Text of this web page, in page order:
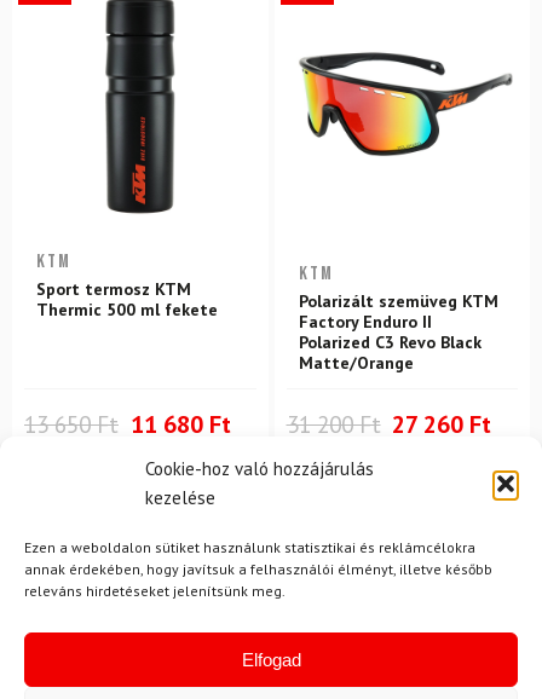
Cookie-hoz való hozzájárulás
kezelése
Ezen a weboldalon sütiket használunk statisztikai és reklámcélokra
annak érdekében, hogy javítsuk a felhasználói élményt, illetve később
releváns hirdetéseket jelenítsünk meg.
Elfogad
KTM
Sport termosz KTM
Thermic 500 ml fekete
13 650 Ft 11 680 Ft
KTM
Polarizált szemüveg KTM
Factory Enduro II
Polarized C3 Revo Black
Matte/Orange
31 200 Ft 27 260 Ft